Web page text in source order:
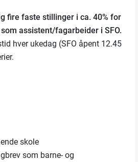
fire faste stillinger i ca. 40% for
assistent/fagarbeider i SFO.
hver ukedag (SFO åpent 12.45
skole
som barne- og